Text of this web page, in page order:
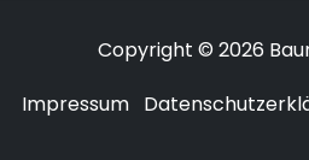
Copyright © 2026
Impressum